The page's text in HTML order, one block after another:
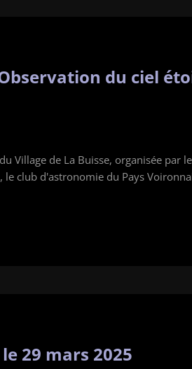
du ciel
Village de La Buisse, organisée par
club d'astronomie du Pays
29 mars 2025